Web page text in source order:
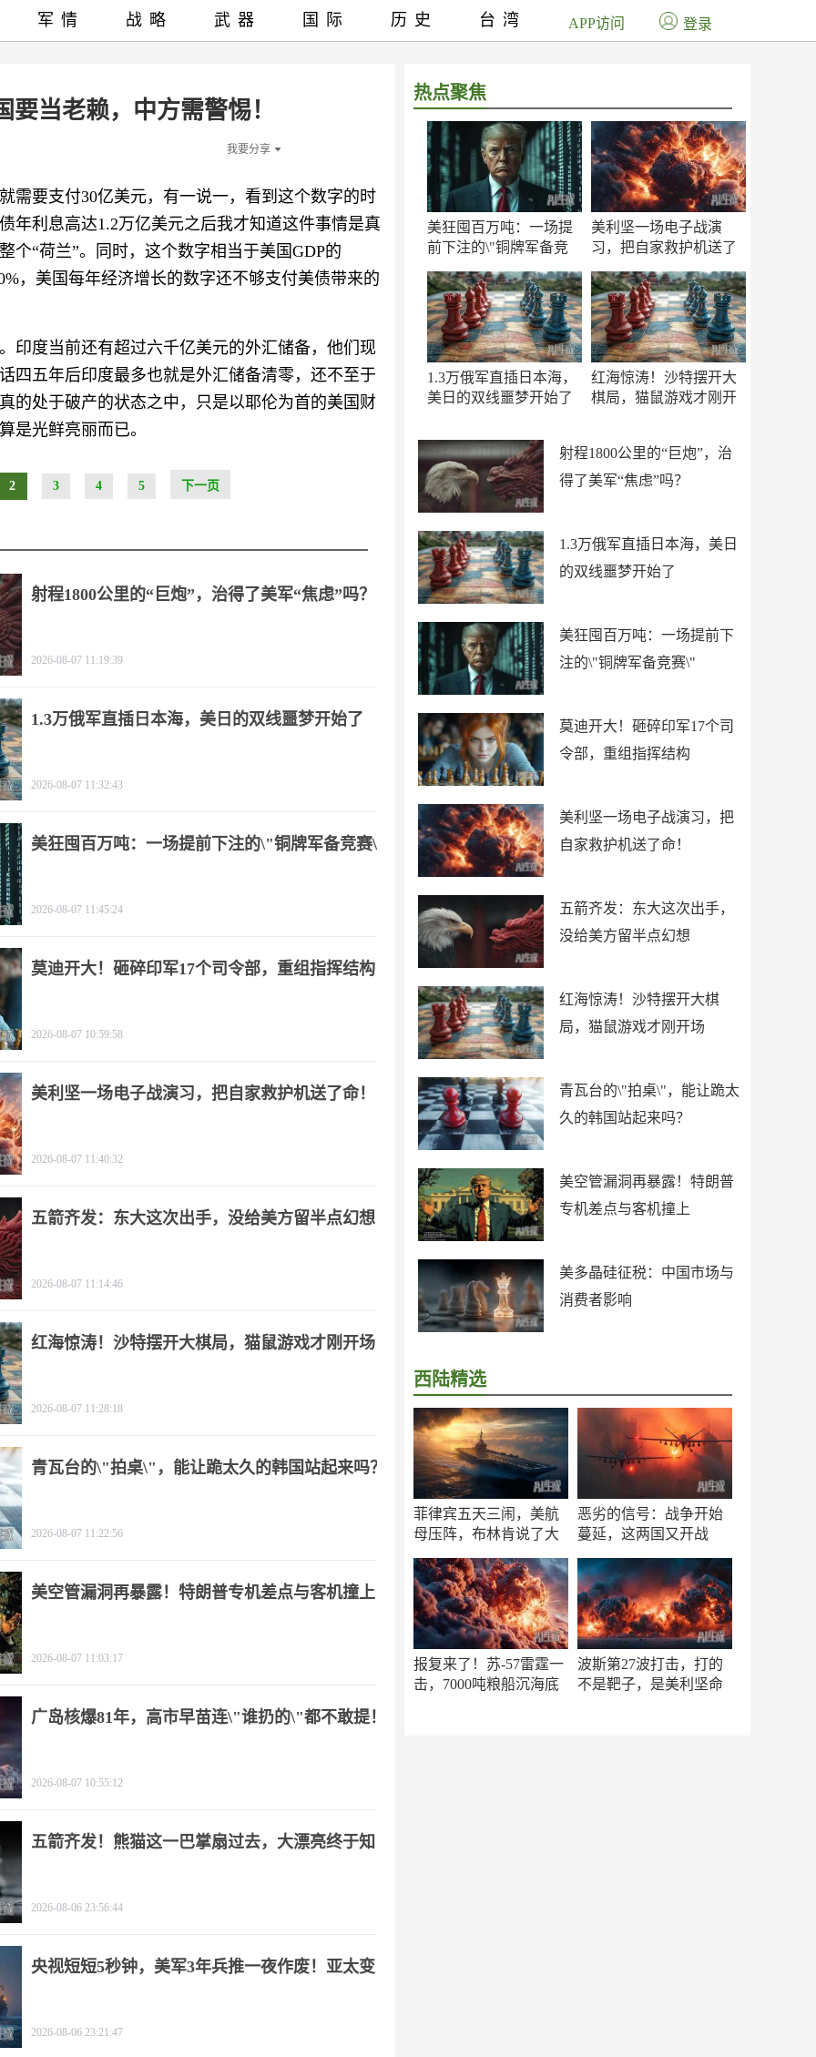
当老赖，中方需警惕！
我要分享
需要支付30亿美元，有一说一，看到这个数字的时
年利息高达1.2万亿美元之后我才知道这件事情是真
个“荷兰”。同时，这个数字相当于美国GDP的
，美国每年经济增长的数字还不够支付美债带来的
印度当前还有超过六千亿美元的外汇储备，他们现
四五年后印度最多也就是外汇储备清零，还不至于
的处于破产的状态之中，只是以耶伦为首的美国财
是光鲜亮丽而已。
2 3 4 5 下一页
热点聚焦
美狂囤百万吨：一场提
前下注的\"铜牌军备竞
美利坚一场电子战演
习，把自家救护机送了
1.3万俄军直插日本海，
美日的双线噩梦开始了
红海惊涛！沙特摆开大
棋局，猫鼠游戏才刚开
射程1800公里的“巨炮”，治
得了美军“焦虑”吗？
1.3万俄军直插日本海，美日
的双线噩梦开始了
美狂囤百万吨：一场提前下
注的\"铜牌军备竞赛\"
莫迪开大！砸碎印军17个司
令部，重组指挥结构
美利坚一场电子战演习，把
自家救护机送了命！
五箭齐发：东大这次出手，
没给美方留半点幻想
红海惊涛！沙特摆开大棋
局，猫鼠游戏才刚开场
青瓦台的\"拍桌\"，能让跪太
久的韩国站起来吗？
美空管漏洞再暴露！特朗普
专机差点与客机撞上
美多晶硅征税：中国市场与
消费者影响
西陆精选
菲律宾五天三闹，美航
母压阵，布林肯说了大
恶劣的信号：战争开始
蔓延，这两国又开战
报复来了！苏-57雷霆一
击，7000吨粮船沉海底
波斯第27波打击，打的
不是靶子，是美利坚命
军情 战略 武器 国际 历史 台湾 APP访问 登录
射程1800公里的“巨炮”，治得了美军“焦虑”吗？
2026-08-07 11:19:39
1.3万俄军直插日本海，美日的双线噩梦开始了
2026-08-07 11:32:43
美狂囤百万吨：一场提前下注的\"铜牌军备竞赛\"
2026-08-07 11:45:24
莫迪开大！砸碎印军17个司令部，重组指挥结构
2026-08-07 10:59:58
美利坚一场电子战演习，把自家救护机送了命！
2026-08-07 11:40:32
五箭齐发：东大这次出手，没给美方留半点幻想
2026-08-07 11:14:46
红海惊涛！沙特摆开大棋局，猫鼠游戏才刚开场
2026-08-07 11:28:18
青瓦台的\"拍桌\"，能让跪太久的韩国站起来吗？
2026-08-07 11:22:56
美空管漏洞再暴露！特朗普专机差点与客机撞上
2026-08-07 11:03:17
广岛核爆81年，高市早苗连\"谁扔的\"都不敢提！
2026-08-07 10:55:12
五箭齐发！熊猫这一巴掌扇过去，大漂亮终于知
2026-08-06 23:56:44
央视短短5秒钟，美军3年兵推一夜作废！亚太变
2026-08-06 23:21:47